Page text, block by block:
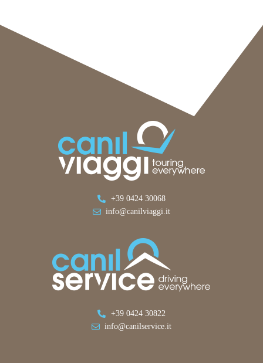
+39 0424 30068
info@canilviaggi.it
+39 0424 30822
info@canilservice.it